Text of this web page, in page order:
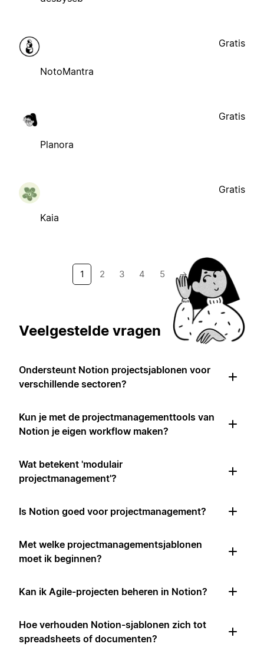
NotoMantra
Gratis
Planora
Gratis
Kaia
Gratis
1 2 3 4 5 →
Veelgestelde vragen
Ondersteunt Notion projectsjablonen voor
verschillende sectoren?
Kun je met de projectmanagementtools van
Notion je eigen workflow maken?
Wat betekent 'modulair
projectmanagement'?
Is Notion goed voor projectmanagement?
Met welke projectmanagementsjablonen
moet ik beginnen?
Kan ik Agile-projecten beheren in Notion?
Hoe verhouden Notion-sjablonen zich tot
spreadsheets of documenten?